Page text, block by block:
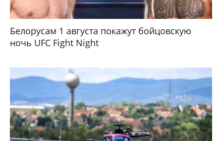
Белорусам 1 августа покажут бойцовскую
ночь UFC Fight Night